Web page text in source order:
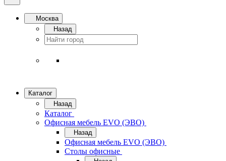
Москва
Назад
Каталог
Назад
Каталог
Офисная мебель EVO (ЭВО)
Назад
Офисная мебель EVO (ЭВО)
Cтолы офисные